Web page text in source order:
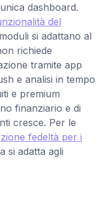
dashboard.
del
si adattano al
richiede
tramite app
e analisi in tempo
e premium
finanziario e di
cresce. Per le
fedeltà per i
si adatta agli